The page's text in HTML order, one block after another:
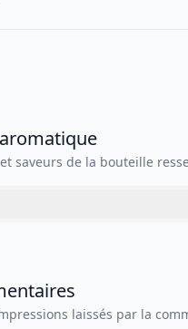
saveurs de la bouteille
laissés par la